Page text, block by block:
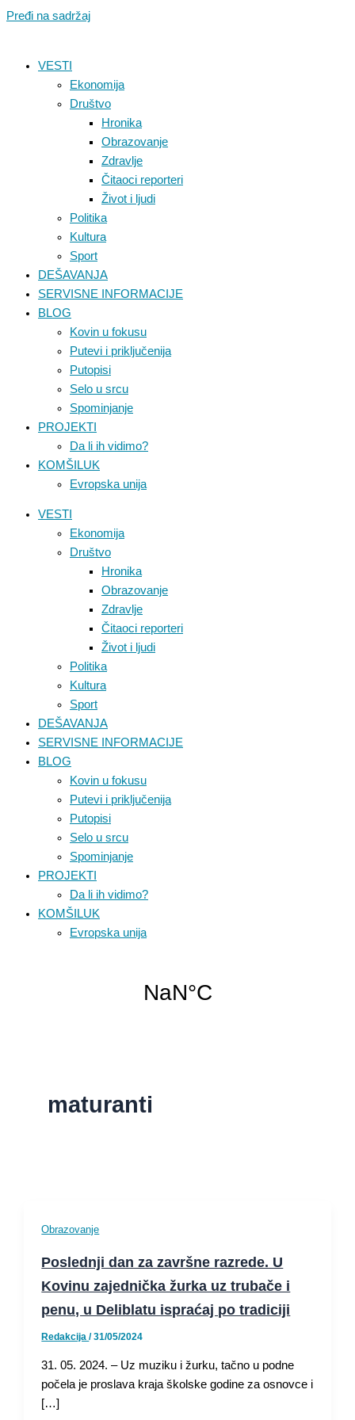
Pređi na sadržaj
VESTI
Ekonomija
Društvo
Hronika
Obrazovanje
Zdravlje
Čitaoci reporteri
Život i ljudi
Politika
Kultura
Sport
DEŠAVANJA
SERVISNE INFORMACIJE
BLOG
Kovin u fokusu
Putevi i priključenija
Putopisi
Selo u srcu
Spominjanje
PROJEKTI
Da li ih vidimo?
KOMŠILUK
Evropska unija
VESTI
Ekonomija
Društvo
Hronika
Obrazovanje
Zdravlje
Čitaoci reporteri
Život i ljudi
Politika
Kultura
Sport
DEŠAVANJA
SERVISNE INFORMACIJE
BLOG
Kovin u fokusu
Putevi i priključenija
Putopisi
Selo u srcu
Spominjanje
PROJEKTI
Da li ih vidimo?
KOMŠILUK
Evropska unija
maturanti
Obrazovanje
Poslednji dan za završne razrede. U
Kovinu zajednička žurka uz trubače i
penu, u Deliblatu ispraćaj po tradiciji
Redakcija/31/05/2024
31. 05. 2024. – Uz muziku i žurku, tačno u podne
počela je proslava kraja školske godine za osnovce i
[…]